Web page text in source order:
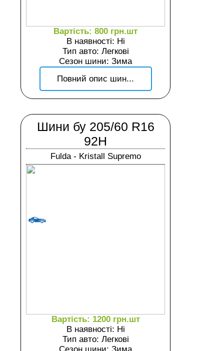
Вартість: 800 грн.шт
В наявності: Ні
Тип авто: Легкові
Сезон шини: Зима
Повний опис шин...
Шини бу 205/60 R16
92H
Fulda - Kristall Supremo
Вартість: 1200 грн.шт
В наявності: Ні
Тип авто: Легкові